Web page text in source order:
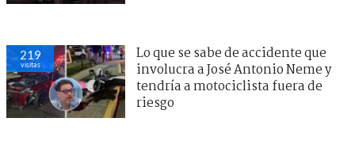
219
visitas
Lo que se sabe de accidente que
involucra a José Antonio Neme y
tendría a motociclista fuera de
riesgo